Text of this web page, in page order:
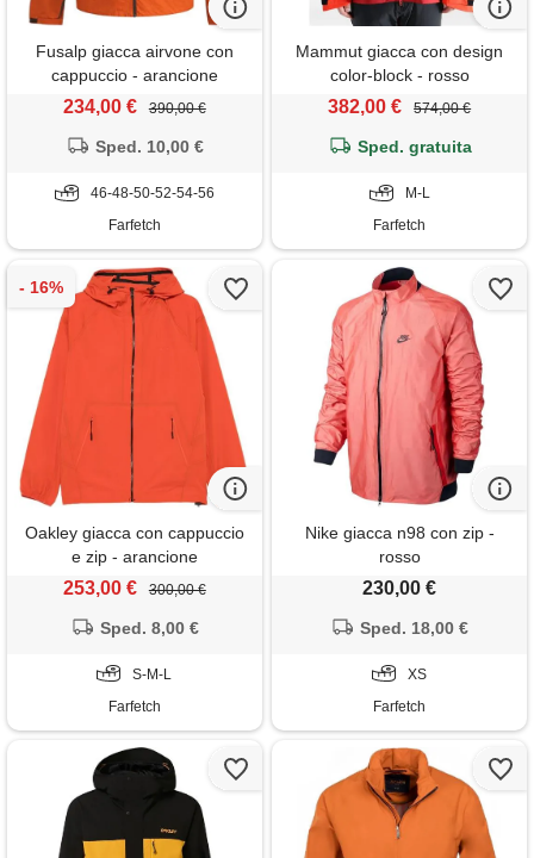
Fusalp giacca airvone con
cappuccio - arancione
234,00 € 390,00 €
Sped. 10,00 €
46-48-50-52-54-56
Farfetch
Mammut giacca con design
color-block - rosso
382,00 € 574,00 €
Sped. gratuita
M-L
Farfetch
Oakley giacca con cappuccio
e zip - arancione
253,00 € 300,00 €
Sped. 8,00 €
S-M-L
Farfetch
Nike giacca n98 con zip -
rosso
230,00 €
Sped. 18,00 €
XS
Farfetch